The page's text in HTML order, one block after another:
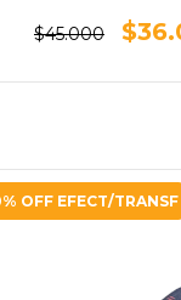
$45.000
OFF EFECT/TRANSF